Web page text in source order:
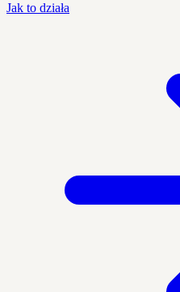
Jak to działa